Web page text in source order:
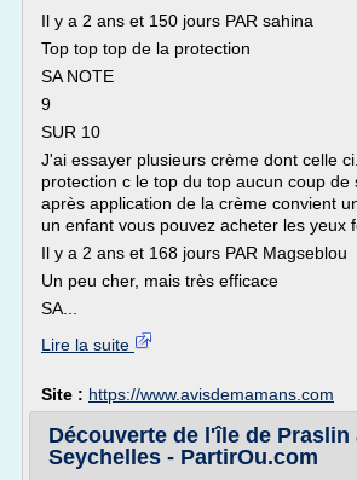
Il y a 2 ans et 150 jours PAR sahina
Top top top de la protection
SA NOTE
9
SUR 10
J'ai essayer plusieurs crème dont celle
protection c le top du top aucun coup de
après application de la crème convient
un enfant vous pouvez acheter les yeux
Il y a 2 ans et 168 jours PAR Magseblou
Un peu cher, mais très efficace
SA...
Lire la suite
Site : https://www.avisdemamans.com
Découverte de l'île de Praslin
Seychelles - PartirOu.com